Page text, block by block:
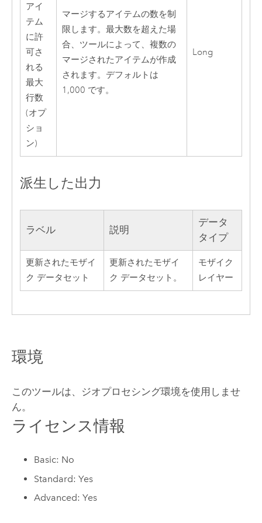
アイ
テム
に許
可さ
れる
最大
行数
(オプ
ショ
ン)
マージするアイテムの数を制
限します。最大数を超えた場
合、ツールによって、複数の
マージされたアイテムが作成
されます。デフォルトは
1,000 です。
Long
派生した出力
ラベル 説明
データ
タイプ
更新されたモザイ
ク データセット
更新されたモザイ
ク データセット。
モザイク
レイヤー
環境
このツールは、ジオプロセシング環境を使用しませ
ん。
ライセンス情報
Basic: No
Standard: Yes
Advanced: Yes